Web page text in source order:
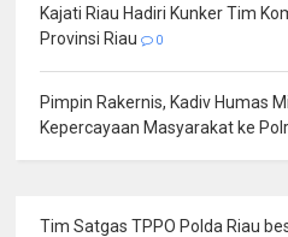
Kajati Riau Hadiri Kunker Tim
Provinsi Riau
0
Pimpin Rakernis, Kadiv Humas
Kepercayaan Masyarakat ke
Tim Satgas TPPO Polda Riau